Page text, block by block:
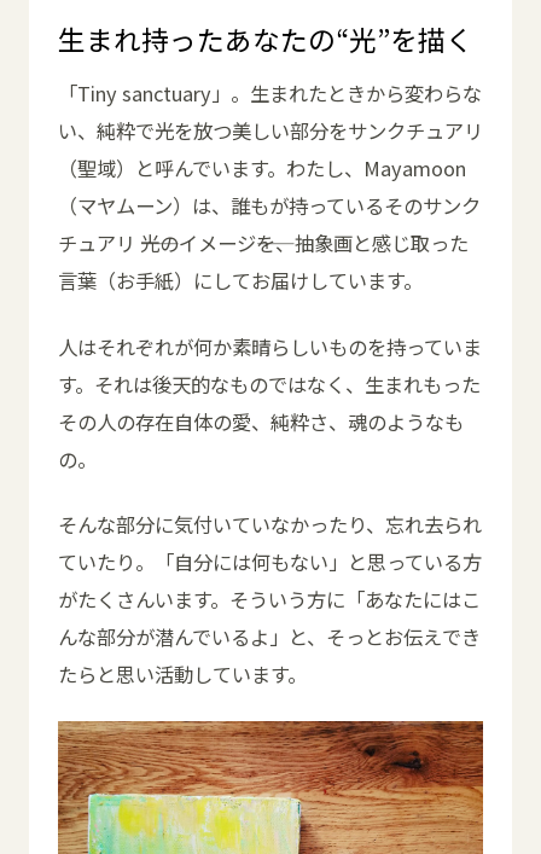
生まれ持ったあなたの“光”を描く
「Tiny sanctuary」。生まれたときから変わらな
い、純粋で光を放つ美しい部分をサンクチュアリ
（聖域）と呼んでいます。わたし、Mayamoon
（マヤムーン）は、誰もが持っているそのサンク
チュアリ ――光のイメージ――を、抽象画と感じ取った
言葉（お手紙）にしてお届けしています。
人はそれぞれが何か素晴らしいものを持っていま
す。それは後天的なものではなく、生まれもった
その人の存在自体の愛、純粋さ、魂のようなも
の。
そんな部分に気付いていなかったり、忘れ去られ
ていたり。「自分には何もない」と思っている方
がたくさんいます。そういう方に「あなたにはこ
んな部分が潜んでいるよ」と、そっとお伝えでき
たらと思い活動しています。